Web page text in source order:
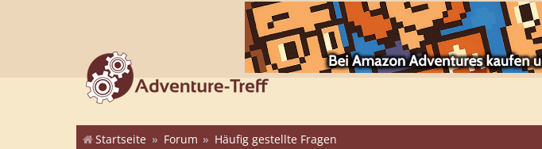
Startseite Forum Häufig gestellte Fragen